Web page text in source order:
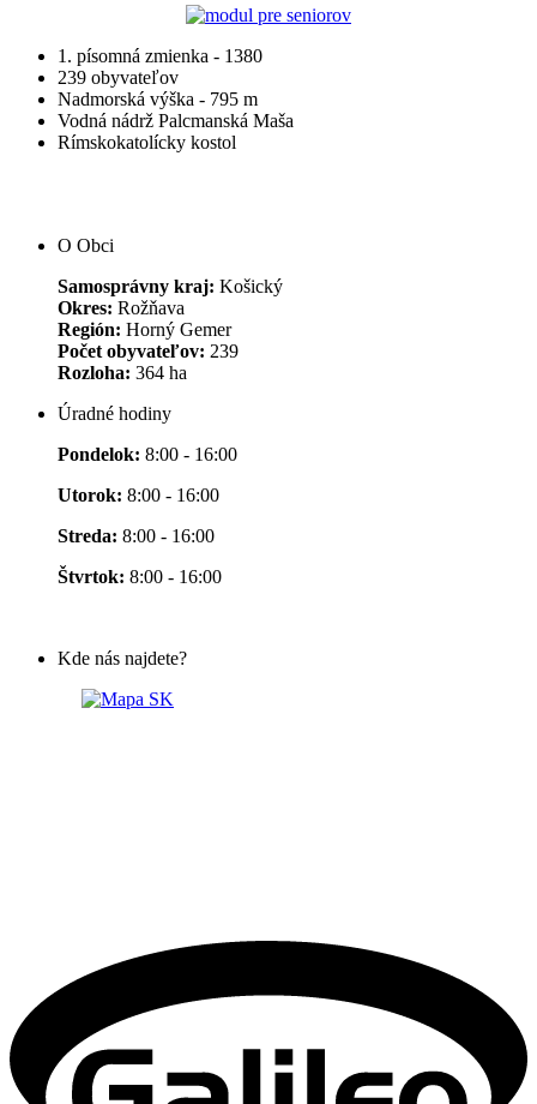
1. písomná zmienka - 1380
239 obyvateľov
Nadmorská výška - 795 m
Vodná nádrž Palcmanská Maša
Rímskokatolícky kostol
O Obci
Samosprávny kraj: Košický
Okres: Rožňava
Región: Horný Gemer
Počet obyvateľov: 239
Rozloha: 364 ha
Úradné hodiny
Pondelok: 8:00 - 16:00
Utorok: 8:00 - 16:00
Streda: 8:00 - 16:00
Štvrtok: 8:00 - 16:00
Kde nás najdete?